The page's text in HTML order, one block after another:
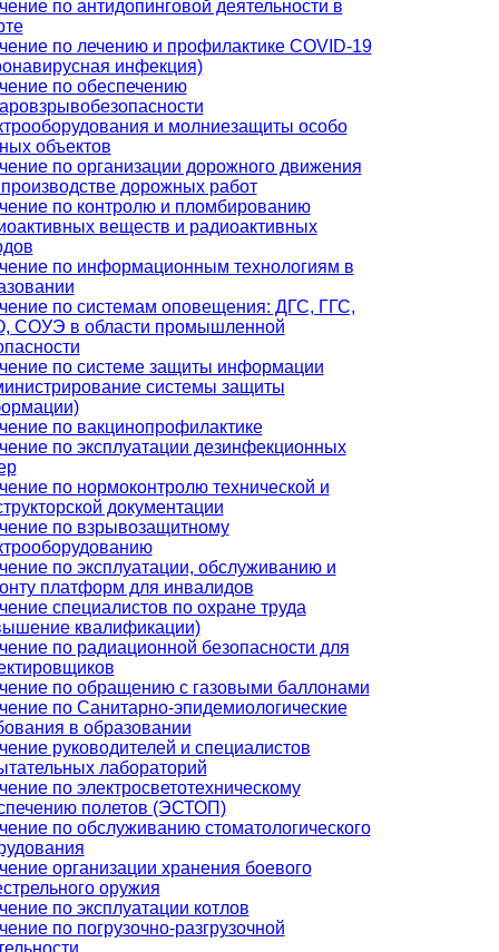
по антидопинговой деятельности в
по лечению и профилактике COVID-19
инфекция)
по обеспечению
и молниезащиты особо
объектов
по организации дорожного движения
дорожных работ
по контролю и пломбированию
веществ и радиоактивных
по информационным технологиям в
по системам оповещения: ДГС, ГГС,
СОУЭ в области промышленной
по системе защиты информации
системы защиты
по вакцинопрофилактике
по эксплуатации дезинфекционных
по нормоконтролю технической и
документации
по взрывозащитному
по эксплуатации, обслуживанию и
платформ для инвалидов
специалистов по охране труда
квалификации)
по радиационной безопасности для
по обращению с газовыми баллонами
по Санитарно-эпидемиологические
в образовании
руководителей и специалистов
лабораторий
по электросветотехническому
полетов (ЭСТОП)
по обслуживанию стоматологического
организации хранения боевого
оружия
по эксплуатации котлов
по погрузочно-разгрузочной